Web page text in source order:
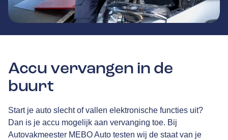
Accu vervangen in de
buurt
Start je auto slecht of vallen elektronische functies uit?
Dan is je accu mogelijk aan vervanging toe. Bij
Autovakmeester MEBO Auto testen wij de staat van je